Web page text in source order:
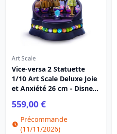
Art Scale
Vice-versa 2 Statuette
1/10 Art Scale Deluxe Joie
et Anxiété 26 cm - Disney
559,00 €
Précommande
(11/11/2026)